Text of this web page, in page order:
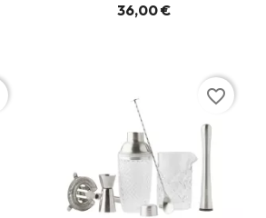
36,00 €
favorite_border